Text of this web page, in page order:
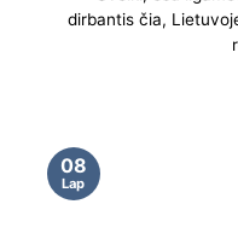
dirbantis čia,
08
Lap